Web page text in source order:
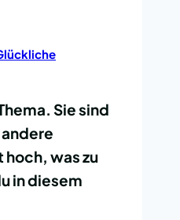
Sie sind
was zu
in diesem